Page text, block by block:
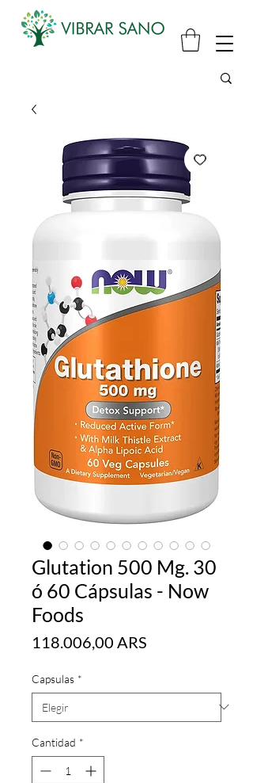
Glutation 500 Mg. 30
ó 60 Cápsulas - Now
Foods
118.006,00 ARS
Capsulas *
Cantidad *